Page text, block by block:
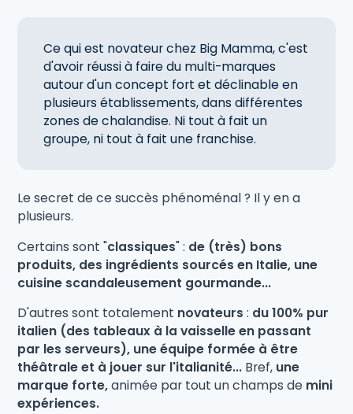
Ce qui est novateur chez Big Mamma, c'est
d'avoir réussi à faire du multi-marques
autour d'un concept fort et déclinable en
plusieurs établissements, dans différentes
zones de chalandise. Ni tout à fait un
groupe, ni tout à fait une franchise.
Le secret de ce succès phénoménal ? Il y en a
plusieurs.
Certains sont "classiques" : de (très) bons
produits, des ingrédients sourcés en Italie, une
cuisine scandaleusement gourmande...
D'autres sont totalement novateurs: du 100% pur
italien (des tableaux à la vaisselle en passant
par les serveurs), une équipe formée à être
théâtrale et à jouer sur l'italianité... Bref, une
marque forte,animée par tout un champs de mini
expériences.